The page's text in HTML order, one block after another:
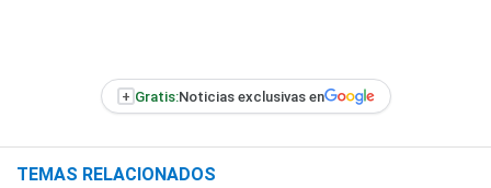
+ Gratis:Noticias exclusivas en
TEMAS RELACIONADOS